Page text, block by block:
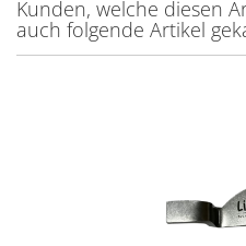
Kunden, welche diesen
auch folgende Artikel